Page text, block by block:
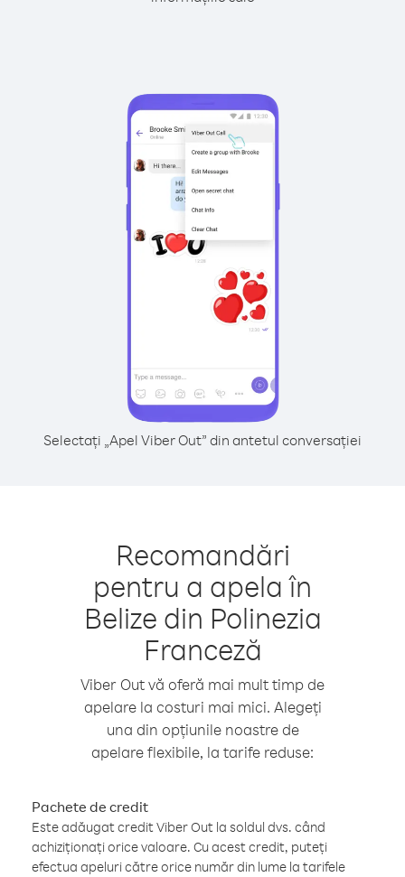
Selectați „Apel Viber Out” din antetul conversației
Recomandări
pentru a apela în
Belize din Polinezia
Franceză
Viber Out vă oferă mai mult timp de
apelare la costuri mai mici. Alegeți
una din opțiunile noastre de
apelare flexibile, la tarife reduse:
Pachete de credit
Este adăugat credit Viber Out la soldul dvs. când
achiziționați orice valoare. Cu acest credit, puteți
efectua apeluri către orice număr din lume la tarifele